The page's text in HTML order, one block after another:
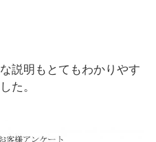
説明もとてもわかりやす
た。